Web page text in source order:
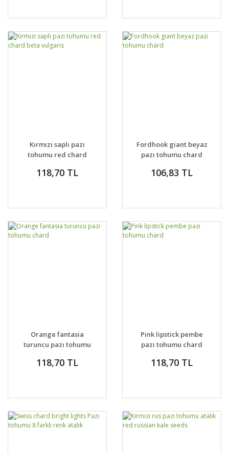
Kırmızı saplı pazı
tohumu red chard
118,70 TL
Fordhook giant beyaz
pazı tohumu chard
106,83 TL
Orange fantasia
turuncu pazı tohumu
118,70 TL
Pink lipstick pembe
pazı tohumu chard
118,70 TL